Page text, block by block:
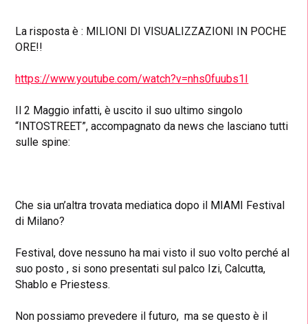
La risposta è : MILIONI DI VISUALIZZAZIONI IN POCHE
ORE!!
https://www.youtube.com/watch?v=nhs0fuubs1I
Il 2 Maggio infatti, è uscito il suo ultimo singolo
“INTOSTREET”, accompagnato da news che lasciano tutti
sulle spine:
Che sia un’altra trovata mediatica dopo il MIAMI Festival
di Milano?
Festival, dove nessuno ha mai visto il suo volto perché al
suo posto , si sono presentati sul palco Izi, Calcutta,
Shablo e Priestess.
Non possiamo prevedere il futuro, ma se questo è il